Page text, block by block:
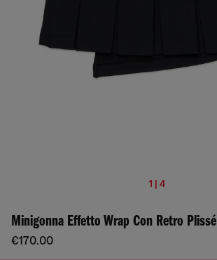
1 | 4
Minigonna Effetto Wrap Con Retro Plissé
€170.00